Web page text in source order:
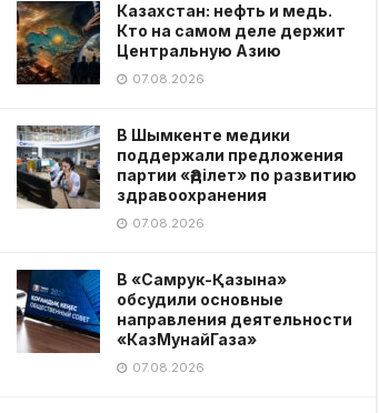
Казахстан: нефть и медь.
Кто на самом деле держит
Центральную Азию
07.08.2026
В Шымкенте медики
поддержали предложения
партии «Әділет» по развитию
здравоохранения
07.08.2026
В «Самрук-Қазына»
обсудили основные
направления деятельности
«КазМунайГаза»
07.08.2026